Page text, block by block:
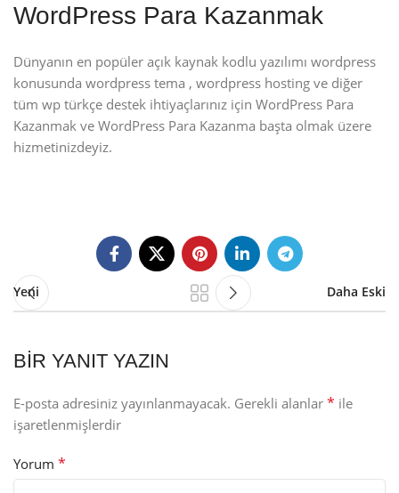
WordPress Para Kazanmak
Dünyanın en popüler açık kaynak kodlu yazılımı wordpress
konusunda wordpress tema , wordpress hosting ve diğer
tüm wp türkçe destek ihtiyaçlarınız için WordPress Para
Kazanmak ve WordPress Para Kazanma başta olmak üzere
hizmetinizdeyiz.
Yeni Daha Eski
BIR YANIT YAZIN
E-posta adresiniz yayınlanmayacak. Gerekli alanlar * ile
işaretlenmişlerdir
Yorum *